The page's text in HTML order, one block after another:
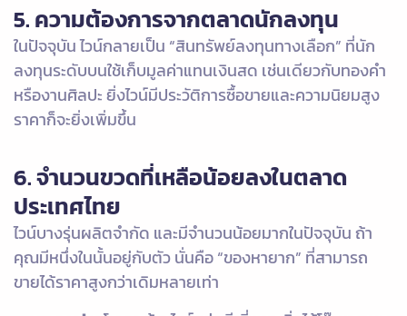
5. ความต้องการจากตลาดนักลงทุน
ในปัจจุบัน ไวน์กลายเป็น “สินทรัพย์ลงทุนทางเลือก” ที่นัก
ลงทุนระดับบนใช้เก็บมูลค่าแทนเงินสด เช่นเดียวกับทองคำ
หรืองานศิลปะ ยิ่งไวน์มีประวัติการซื้อขายและความนิยมสูง
ราคาก็จะยิ่งเพิ่มขึ้น
6. จำนวนขวดที่เหลือน้อยลงในตลาด
ประเทศไทย
ไวน์บางรุ่นผลิตจำกัด และมีจำนวนน้อยมากในปัจจุบัน ถ้า
คุณมีหนึ่งในนั้นอยู่กับตัว นั่นคือ “ของหายาก” ที่สามารถ
ขายได้ราคาสูงกว่าเดิมหลายเท่า